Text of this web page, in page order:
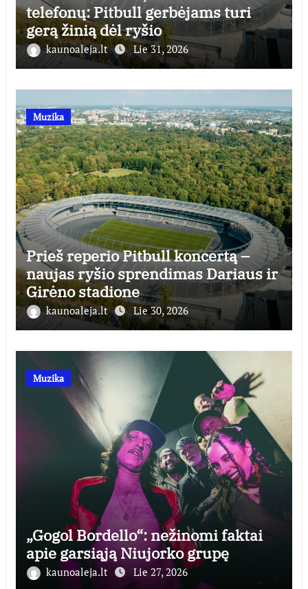
telefonų: Pitbull gerbėjams turi
gerą žinią dėl ryšio
kaunoaleja.lt Lie 31, 2026
Muzika
Prieš reperio Pitbull koncertą –
naujas ryšio sprendimas Dariaus ir
Girėno stadione
kaunoaleja.lt Lie 30, 2026
Muzika
„Gogol Bordello“: nežinomi faktai
apie garsiąją Niujorko grupę
kaunoaleja.lt Lie 27, 2026